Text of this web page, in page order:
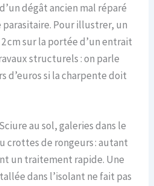
dégât ancien mal réparé
Pour illustrer, un
cm sur la portée d’un entrait
structurels : on parle
d’euros si la charpente doit
au sol, galeries dans le
crottes de rongeurs : autant
un traitement rapide. Une
dans l’isolant ne fait pas